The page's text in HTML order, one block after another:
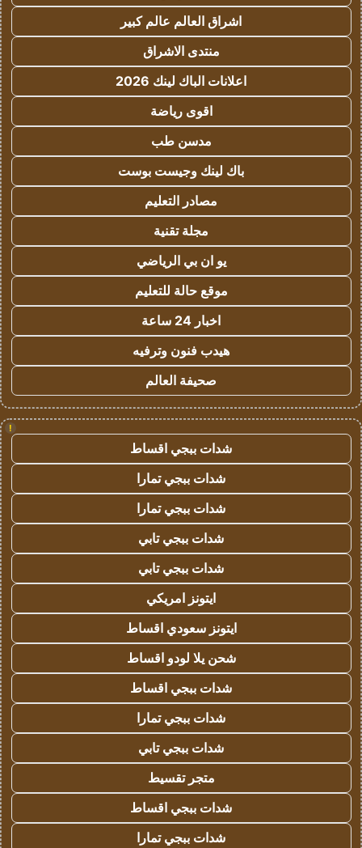
اشراق العالم عالم كبير
منتدى الاشراق
اعلانات الباك لينك 2026
اقوى رياضة
مدسن طب
باك لينك وجيست بوست
مصادر التعليم
مجلة تقنية
يو ان بي الرياضي
موقع حالة للتعليم
اخبار 24 ساعة
هيدب فنون وترفيه
صحيفة العالم
!
شدات ببجي اقساط
شدات ببجي تمارا
شدات ببجي تمارا
شدات ببجي تابي
شدات ببجي تابي
ايتونز امريكي
ايتونز سعودي اقساط
شحن يلا لودو اقساط
شدات ببجي اقساط
شدات ببجي تمارا
شدات ببجي تابي
متجر تقسيط
شدات ببجي اقساط
شدات ببجي تمارا